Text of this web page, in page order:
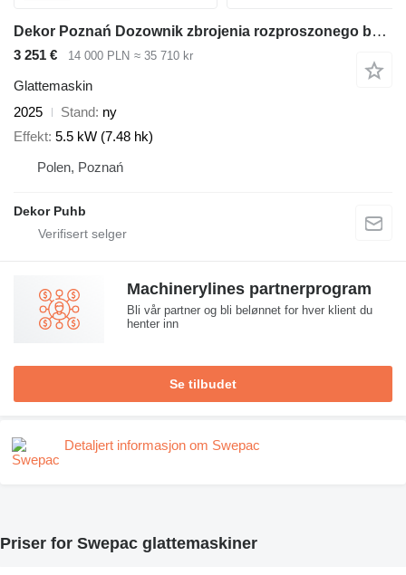
Dekor Poznań Dozownik zbrojenia rozproszonego betonu
3 251 € 14 000 PLN ≈ 35 710 kr
Glattemaskin
2025
Stand ny
Effekt 5.5 kW (7.48 hk)
Polen, Poznań
Dekor Puhb
Machinerylines partnerprogram
Bli vår partner og bli belønnet for hver klient du
henter inn
Se tilbudet
Detaljert informasjon om Swepac
Priser for Swepac glattemaskiner